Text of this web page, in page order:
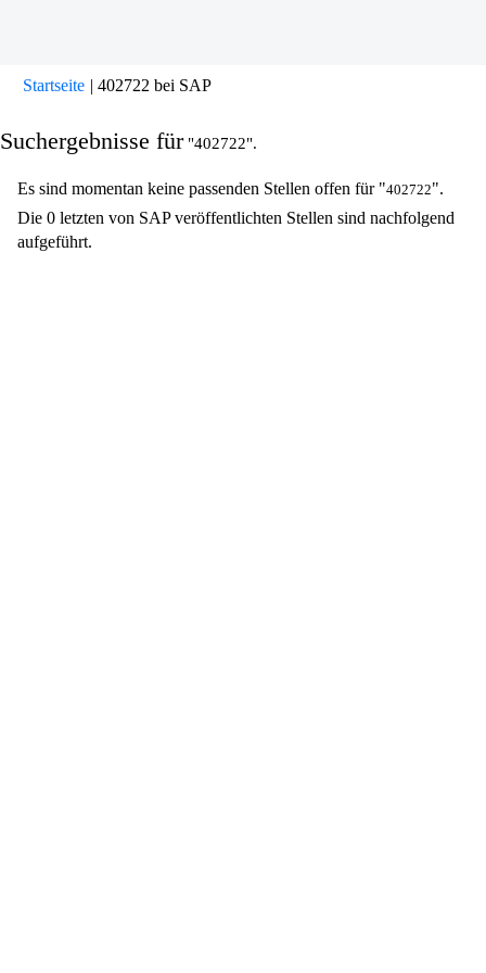
Startseite | 402722 bei SAP(aktuelle
Suchergebnisse für"402722".
Es sind momentan keine passenden Stellen offen für "402722".
Die 0 letzten von SAP veröffentlichten Stellen sind nachfolgend
aufgeführt.